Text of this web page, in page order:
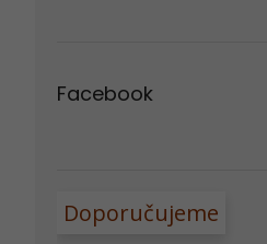
Facebook
Doporučujeme